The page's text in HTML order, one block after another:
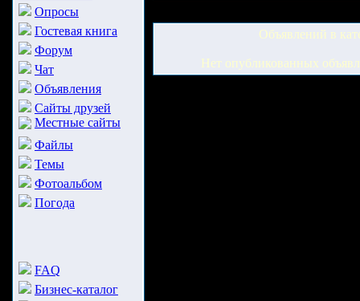
Опросы
Гостевая книга
Форум
Чат
Объявления
Сайты друзей
Местные сайты
Файлы
Темы
Фотоальбом
Погода
FAQ
Бизнес-каталог
Объявлений в
Нет опубликованных